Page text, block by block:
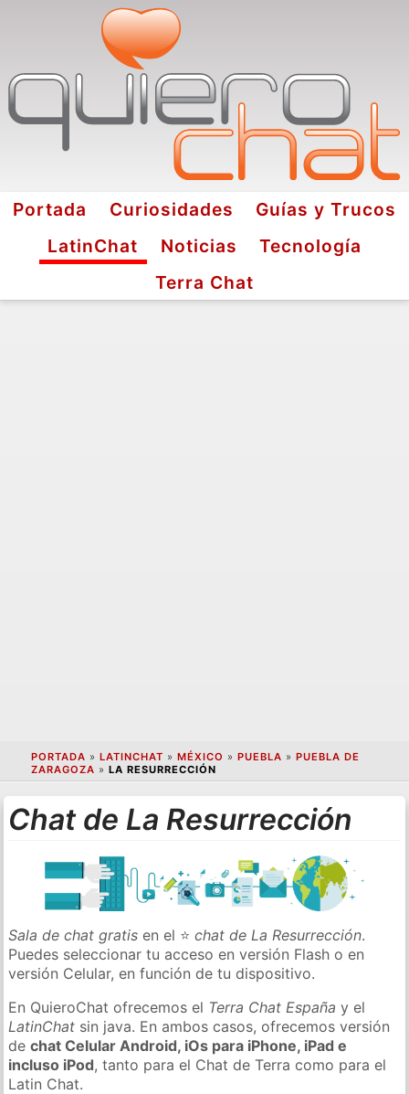
Portada Curiosidades
Guías y Trucos
LatinChat
Noticias
Tecnología
Terra Chat
PORTADA » LATINCHAT » MÉXICO » PUEBLA » PUEBLA DE
ZARAGOZA » LA RESURRECCIÓN
Chat de La Resurrección
Sala de chat gratis en el ⭐chat de La Resurrección.
Puedes seleccionar tu acceso en versión Flash o en
versión Celular, en función de tu dispositivo.
En QuieroChat ofrecemos el Terra Chat España y el
LatinChat sin java. En ambos casos, ofrecemos versión
dechat Celular Android, iOs para iPhone, iPad e
incluso iPod, tanto para el Chat de Terra como para el
Latin Chat.